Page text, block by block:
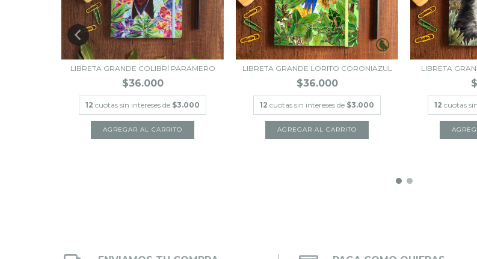
LIBRETA GRANDE COLIBRÍ PARAMERO
$36.000
12 cuotas sin intereses de $3.000
LIBRETA GRANDE LORITO CORONIAZUL
$36.000
12 cuotas sin intereses de $3.000
LIBRETA
12 cuotas